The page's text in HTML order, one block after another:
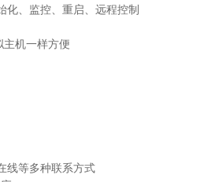
化、监控、重启、远程控制
主机一样方便
线等多种联系方式